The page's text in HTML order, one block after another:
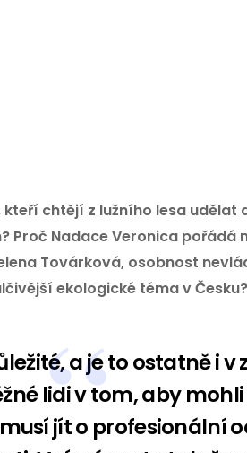
chtějí z lužního lesa udělat
Proč Nadace Veronica pořádá
Továrková, osobnost
ekologické téma v Česku?
a je to ostatně i v
lidi v tom, aby
jít o profesionální